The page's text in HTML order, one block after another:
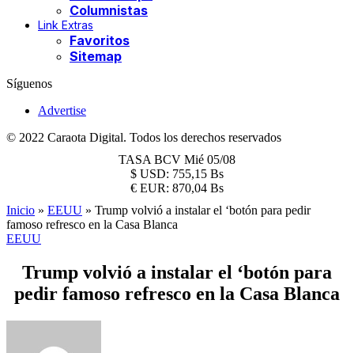
Columnistas
Link Extras
Favoritos
Sitemap
Síguenos
Advertise
© 2022 Caraota Digital. Todos los derechos reservados
TASA BCV Mié 05/08
$ USD: 755,15 Bs
€ EUR: 870,04 Bs
Inicio » EEUU » Trump volvió a instalar el ‘botón para pedir
famoso refresco en la Casa Blanca
EEUU
Trump volvió a instalar el ‘botón para
pedir famoso refresco en la Casa Blanca